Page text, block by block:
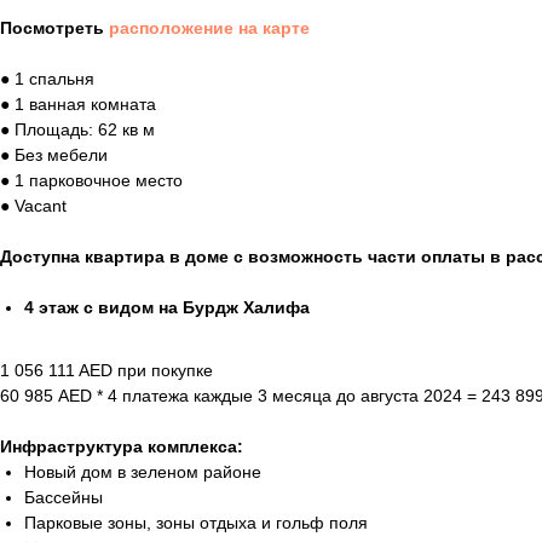
Посмотреть расположение на карте
● 1 спальня
● 1 ванная комната
● Площадь: 62 кв м
● Без мебели
● 1 парковочное место
● Vacant
Доступна квартира в доме с возможность части оплаты в
4 этаж с видом на Бурдж Халифа
1 056 111 AED при покупке
60 985 AED * 4 платежа каждые 3 месяца до августа 2024 = 243
Инфраструктура комплекса:
Новый дом в зеленом районе
Бассейны
Парковые зоны, зоны отдыха и гольф поля